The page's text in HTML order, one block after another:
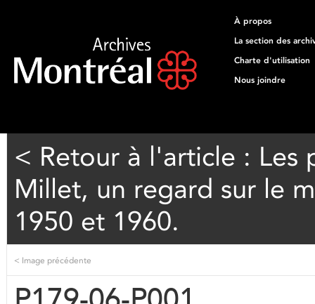
À propos
La section des
Charte d'utilisation
Nous joindre
< Retour à l'article : Les
Millet, un regard sur le
1950 et 1960.
< Image précédente